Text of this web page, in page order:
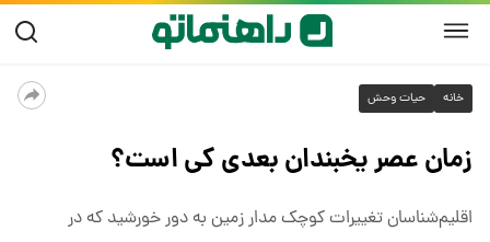
خانه حیات وحش
زمان عصر یخبندان بعدی کی است؟
اقلیم‌شناسان تغییرات کوچک مدار زمین به دور خورشید که در